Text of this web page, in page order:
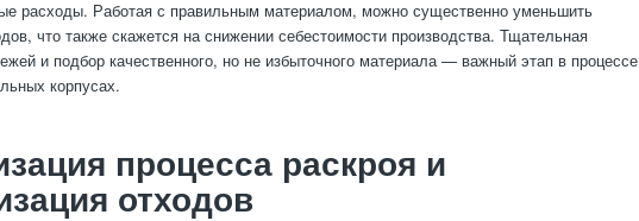
расходы. Работая с правильным материалом, можно существенно уменьшить
что также скажется на снижении себестоимости производства. Тщательная
и подбор качественного, но не избыточного материала — важный этап в процессе
корпусах.
процесса раскроя и
отходов